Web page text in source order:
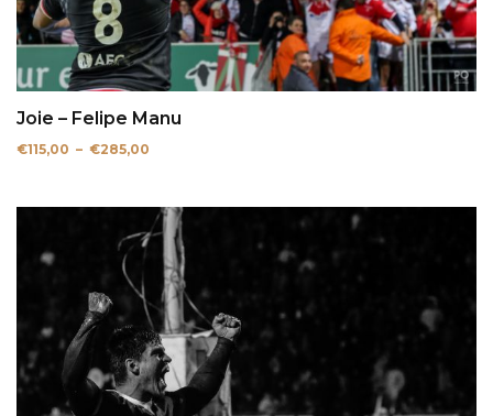
Joie – Felipe Manu
€115,00 – €285,00
à
€285,00